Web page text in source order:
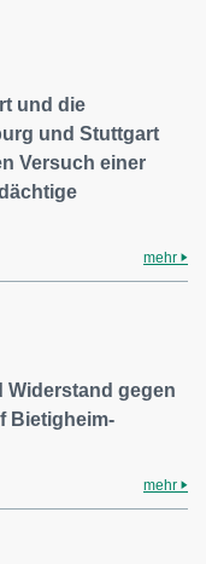
und die
und Stuttgart
Versuch einer
mehr
Widerstand gegen
Bietigheim-
mehr